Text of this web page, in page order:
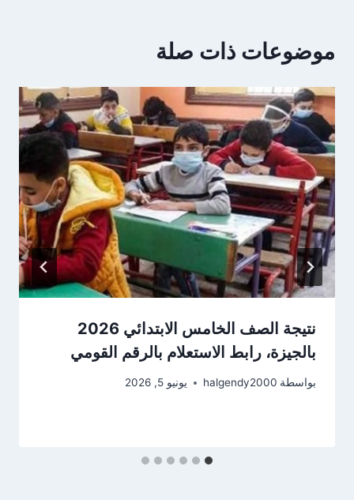
موضوعات ذات صلة
نتيجة الصف الخامس الابتدائي 2026
بالجيزة، رابط الاستعلام بالرقم القومي
بواسطة halgendy2000 يونيو 5, 2026